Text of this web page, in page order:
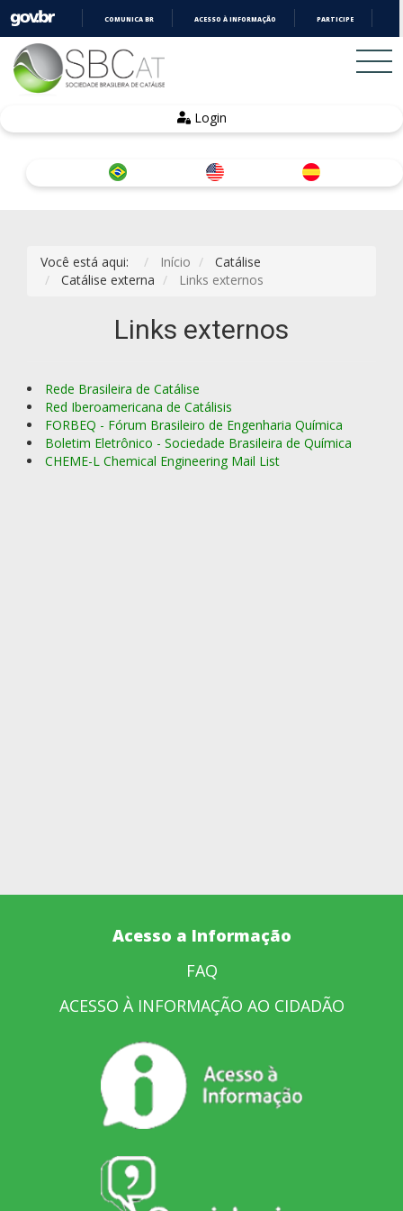
COMUNICA BR ACESSO À INFORMAÇÃO PARTICIPE
Login
Você está aqui: Início
Catálise
Catálise externa
Links externos
Links externos
Rede Brasileira de Catálise
Red Iberoamericana de Catálisis
FORBEQ - Fórum Brasileiro de Engenharia Química
Boletim Eletrônico - Sociedade Brasileira de Química
CHEME-L Chemical Engineering Mail List
Acesso a Informação
FAQ
ACESSO À INFORMAÇÃO AO CIDADÃO